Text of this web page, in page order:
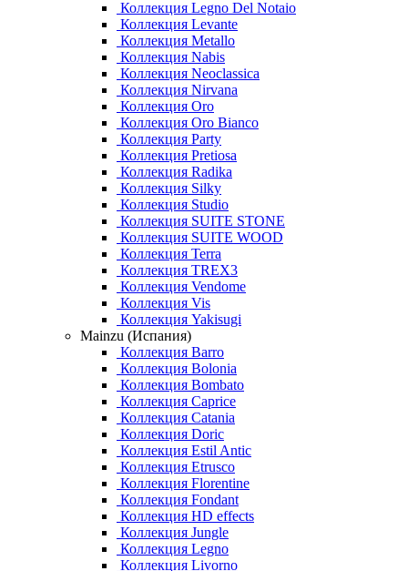
Коллекция Legno Del Notaio
Коллекция Levante
Коллекция Metallo
Коллекция Nabis
Коллекция Neoclassica
Коллекция Nirvana
Коллекция Oro
Коллекция Oro Bianco
Коллекция Party
Коллекция Pretiosa
Коллекция Radika
Коллекция Silky
Коллекция Studio
Коллекция SUITE STONE
Коллекция SUITE WOOD
Коллекция Terra
Коллекция TREX3
Коллекция Vendome
Коллекция Vis
Коллекция Yakisugi
Mainzu (Испания)
Коллекция Barro
Коллекция Bolonia
Коллекция Bombato
Коллекция Caprice
Коллекция Catania
Коллекция Doric
Коллекция Estil Antic
Коллекция Etrusco
Коллекция Florentine
Коллекция Fondant
Коллекция HD effects
Коллекция Jungle
Коллекция Legno
Коллекция Livorno